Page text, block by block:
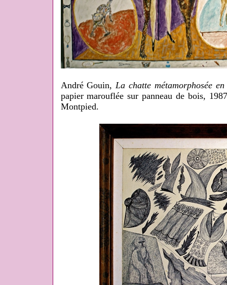
André Gouin, La chatte métamorphosée en
papier marouflée sur panneau de bois,
Montpied.